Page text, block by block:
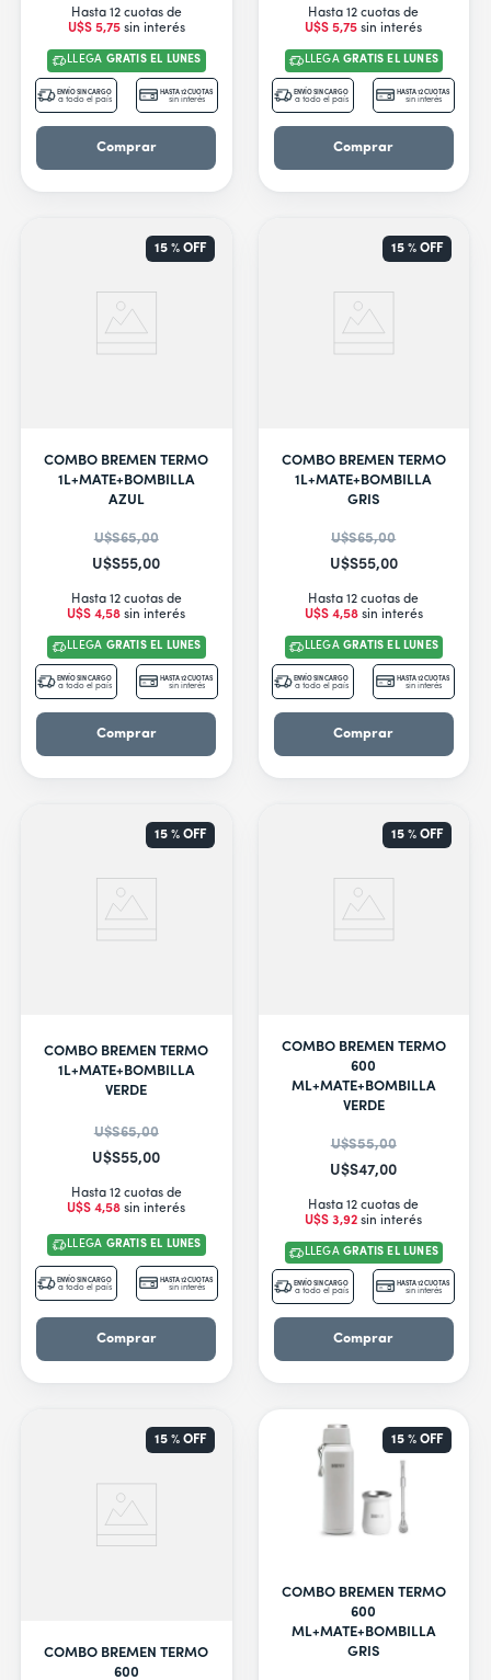
Hasta 12 cuotas de
U$S 5,75sin interés
LLEGA GRATIS EL LUNES
ENVÍO SIN CARGO
a todo el país
HASTA 12 CUOTAS
sin interés
Comprar
Hasta 12 cuotas de
U$S 5,75 sin interés
LLEGA GRATIS EL LUNES
ENVÍO SIN CARGO
a todo el país
HASTA 12 CUOTAS
sin interés
Comprar
COMBO BREMEN TERMO
1L+MATE+BOMBILLA
AZUL
U$S65,00
U$S55,00
Hasta 12 cuotas de
U$S 4,58 sin interés
15 %OFF
LLEGA GRATIS EL LUNES
ENVÍO SIN CARGO
a todo el país
HASTA 12 CUOTAS
sin interés
Comprar
COMBO BREMEN TERMO
1L+MATE+BOMBILLA
GRIS
U$S65,00
U$S55,00
Hasta 12 cuotas de
U$S 4,58sin interés
15 % OFF
LLEGA GRATIS EL LUNES
ENVÍO SIN CARGO
a todo el país
HASTA 12 CUOTAS
sin interés
Comprar
COMBO BREMEN TERMO
1L+MATE+BOMBILLA
VERDE
U$S65,00
U$S55,00
Hasta 12 cuotas de
U$S 4,58 sin interés
15 %OFF
LLEGA GRATIS EL LUNES
ENVÍO SIN CARGO
a todo el país
HASTA 12 CUOTAS
sin interés
Comprar
COMBO BREMEN TERMO
600
ML+MATE+BOMBILLA
VERDE
U$S55,00
U$S47,00
Hasta 12 cuotas de
U$S 3,92 sin interés
15 % OFF
LLEGA GRATIS EL LUNES
ENVÍO SIN CARGO
a todo el país
HASTA 12 CUOTAS
sin interés
Comprar
COMBO BREMEN TERMO
600
15 %OFF
COMBO BREMEN TERMO
600
ML+MATE+BOMBILLA
GRIS
15 % OFF